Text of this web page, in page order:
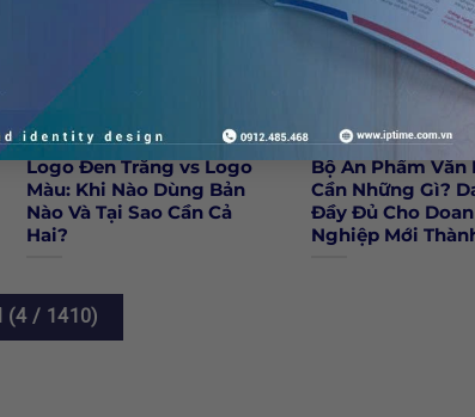
Logo Đen Trắng vs Logo
Màu: Khi Nào Dùng Bản
Nào Và Tại Sao Cần Cả
Hai?
Bộ Ấn Phẩm Văn
Cần Những Gì?
Đầy Đủ Cho
Nghiệp Mới
(4 / 1410)